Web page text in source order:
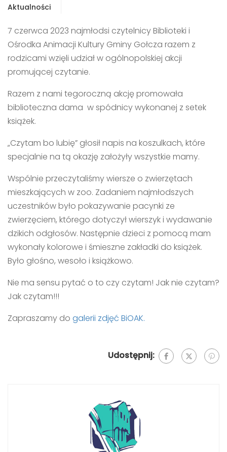
Aktualności
7 czerwca 2023 najmłodsi czytelnicy Biblioteki i
Ośrodka Animacji Kultury Gminy Gołcza razem z
rodzicami wzięli udział w ogólnopolskiej akcji
promującej czytanie.
Razem z nami tegoroczną akcję promowała
biblioteczna dama w spódnicy wykonanej z setek
książek.
„Czytam bo lubię” głosił napis na koszulkach, które
specjalnie na tą okazję założyły wszystkie mamy.
Wspólnie przeczytaliśmy wiersze o zwierzętach
mieszkających w zoo. Zadaniem najmłodszych
uczestników było pokazywanie pacynki ze
zwierzęciem, którego dotyczył wierszyk i wydawanie
dzikich odgłosów. Następnie dzieci z pomocą mam
wykonały kolorowe i śmieszne zakładki do książek.
Było głośno, wesoło i książkowo.
Nie ma sensu pytać o to czy czytam! Jak nie czytam?
Jak czytam!!!
Zapraszamy do galerii zdjęć BiOAK.
Udostępnij: